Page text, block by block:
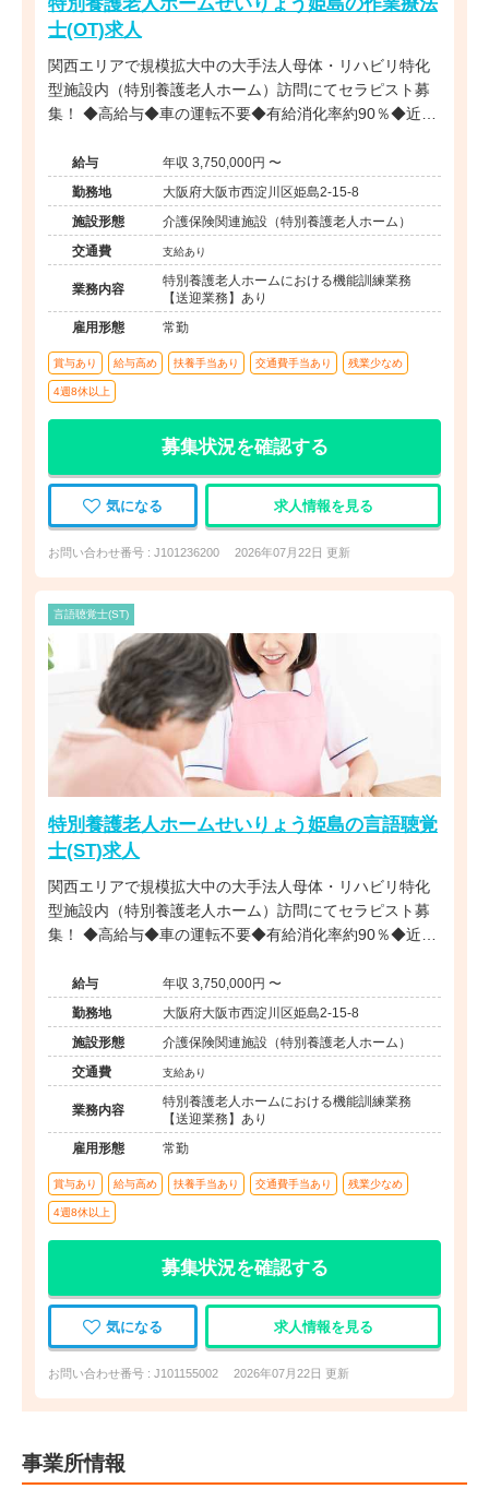
士(OT)求人
関西エリアで規模拡大中の大手法人母体・リハビリ特化
型施設内（特別養護老人ホーム）訪問にてセラピスト募
集！ ◆高給与◆車の運転不要◆有給消化率約90％◆近
に伴う増員募集
給与
年収 3,750,000円 〜
勤務地
大阪府大阪市西淀川区姫島2-15-8
施設形態
介護保険関連施設（特別養護老人ホーム）
交通費
支給あり
業務内容
特別養護老人ホームにおける機能訓練業務
【送迎業務】あり
雇用形態
常勤
賞与あり 給与高め 扶養手当あり 交通費手当あり 残業少なめ
4週8休以上
募集状況を確認する
気になる 求人情報を見る
お問い合わせ番号 : J101236200 2026年07月22日 更新
言語聴覚士(ST)
特別養護老人ホームせいりょう姫島の言語聴覚
士(ST)求人
関西エリアで規模拡大中の大手法人母体・リハビリ特化
型施設内（特別養護老人ホーム）訪問にてセラピスト募
集！ ◆高給与◆車の運転不要◆有給消化率約90％◆近
に伴う増員募集
給与
年収 3,750,000円 〜
勤務地
大阪府大阪市西淀川区姫島2-15-8
施設形態
介護保険関連施設（特別養護老人ホーム）
交通費
支給あり
業務内容
特別養護老人ホームにおける機能訓練業務
【送迎業務】あり
雇用形態
常勤
賞与あり 給与高め 扶養手当あり 交通費手当あり 残業少なめ
4週8休以上
募集状況を確認する
気になる 求人情報を見る
お問い合わせ番号 : J101155002 2026年07月22日 更新
事業所情報